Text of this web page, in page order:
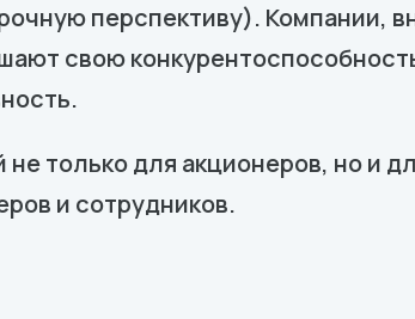
перспективу). Компании,
свою
только для акционеров, но и
и сотрудников.